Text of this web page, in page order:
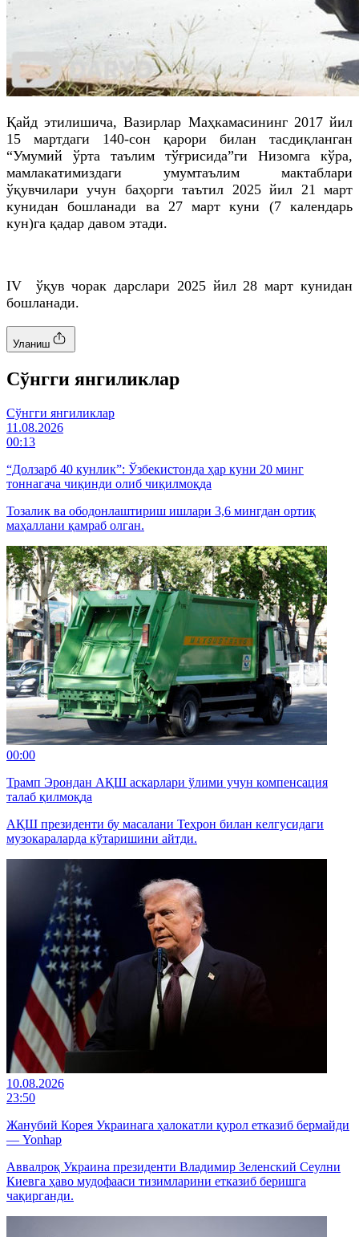
Қайдэтилишича, Вазирлар Маҳкамасининг 2017 йил
15 мартдаги 140-сон қарори билан тасдиқланган
“Умумий ўрта таълим тўғрисида”ги Низомга кўра,
мамлакатимиздаги умумтаълим мактаблари
ўқувчилари учун баҳорги таътил 2025 йил 21 март
кунидан бошланади ва 27 март куни (7 календарь
кун)га қадар давом этади.
IV ўқув чорак дарслари 2025 йил 28 март кунидан
бошланади.
Уланиш
Cўнгги янгиликлар
Cўнгги янгиликлар
11.08.2026
00:13
“Долзарб 40 кунлик”: Ўзбекистонда ҳар куни 20 минг
тоннагача чиқинди олиб чиқилмоқда
Тозалик ва ободонлаштириш ишлари 3,6 мингдан ортиқ
маҳаллани қамраб олган.
00:00
Трамп Эрондан АҚШ аскарлари ўлими учун компенсация
талаб қилмоқда
АҚШ президенти бу масалани Теҳрон билан келгусидаги
музокараларда кўтаришини айтди.
10.08.2026
23:50
Жанубий Корея Украинага ҳалокатли қурол етказиб бермайди
— Yonhap
Аввалроқ Украина президенти Владимир Зеленский Сеулни
Киевга ҳаво мудофааси тизимларини етказиб беришга
чақирганди.